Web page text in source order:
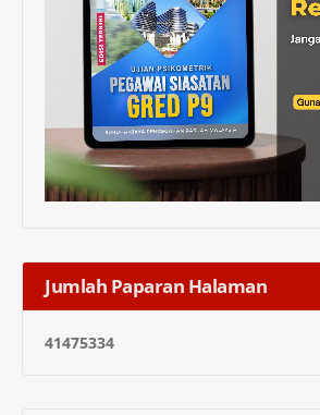
Jumlah Paparan Halaman
41475334